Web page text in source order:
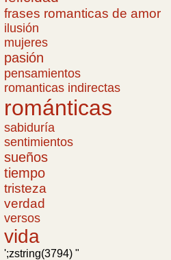
frases romanticas de amor
ilusión
mujeres
pasión
pensamientos
romanticas indirectas
románticas
sabiduría
sentimientos
sueños
tiempo
tristeza
verdad
versos
vida
';zstring(3794) "